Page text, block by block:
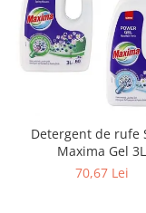
Detergent de rufe
Maxima Gel 3L
70,67 Lei